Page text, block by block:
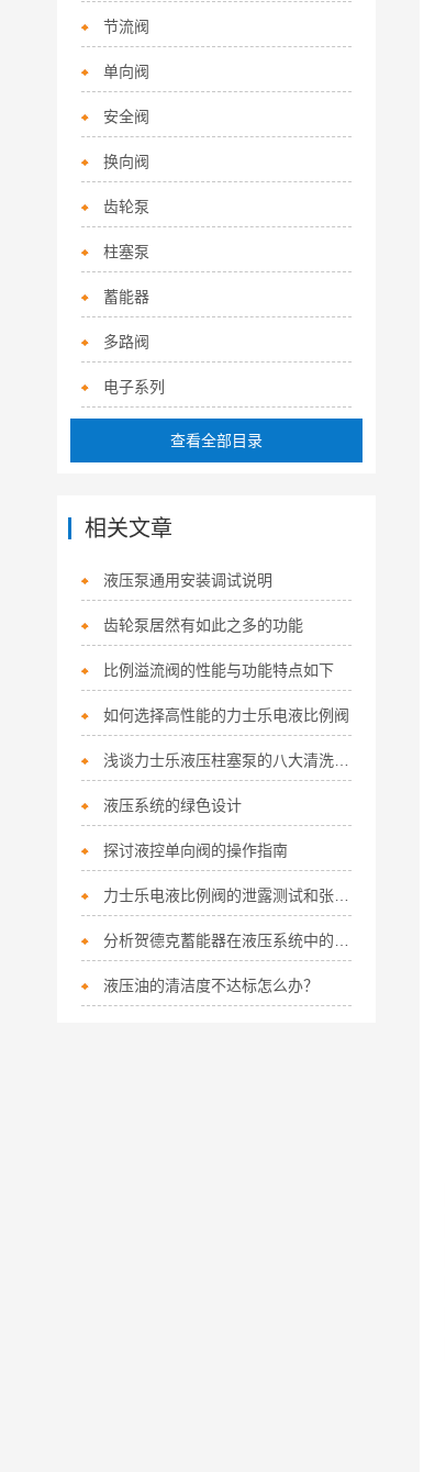
节流阀
单向阀
安全阀
换向阀
齿轮泵
柱塞泵
蓄能器
多路阀
电子系列
查看全部目录
相关文章
液压泵通用安装调试说明
齿轮泵居然有如此之多的功能
比例溢流阀的性能与功能特点如下
如何选择高性能的力士乐电液比例阀
浅谈力士乐液压柱塞泵的八大清洗注意事项
液压系统的绿色设计
探讨液控单向阀的操作指南
力士乐电液比例阀的泄露测试和张力控制
液压油的清洁度不达标怎么办？